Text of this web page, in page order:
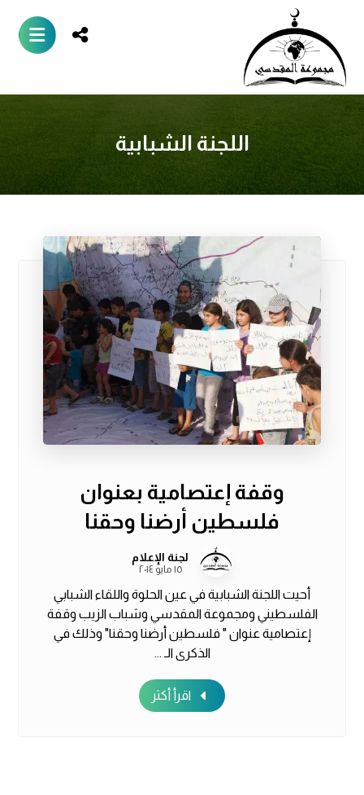
اللجنة الشبابية
وقفة إعتصامية بعنوان
فلسطين أرضنا وحقنا
لجنة الإعلام
١٥ مايو ٢٠١٤
أحيت اللجنة الشبابية في عين الحلوة واللقاء الشبابي
الفلسطيني ومجموعة المقدسي وشباب الزيب وقفة
إعتصامية عنوان " فلسطين أرضنا وحقنا" وذلك في
الذكرى الـ ...
اقرأ أكثر